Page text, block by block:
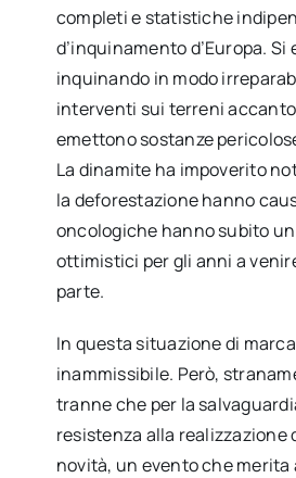
completi e statistiche
d’inquinamento d’Europa.
inquinando in modo
interventi sui terreni
emettono sostanze
La dinamite ha impoverito
la deforestazione hanno
oncologiche hanno subito
ottimistici per gli anni a
parte.
In questa situazione di
inammissibile. Però,
tranne che per la
resistenza alla
novità, un evento che